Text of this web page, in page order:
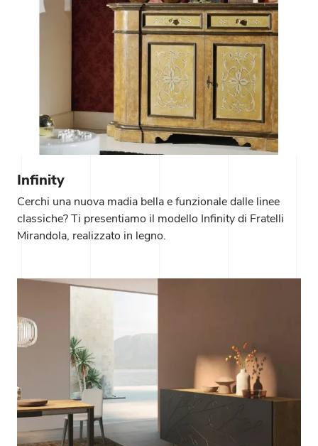
Infinity
Cerchi una nuova madia bella e funzionale dalle linee
classiche? Ti presentiamo il modello Infinity di Fratelli
Mirandola, realizzato in legno.